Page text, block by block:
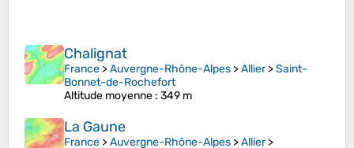
Chalignat
France >Auvergne-Rhône-Alpes >Allier>Saint-
Bonnet-de-Rochefort
Altitude moyenne : 349 m
La Gaune
France >Auvergne-Rhône-Alpes >Allier>